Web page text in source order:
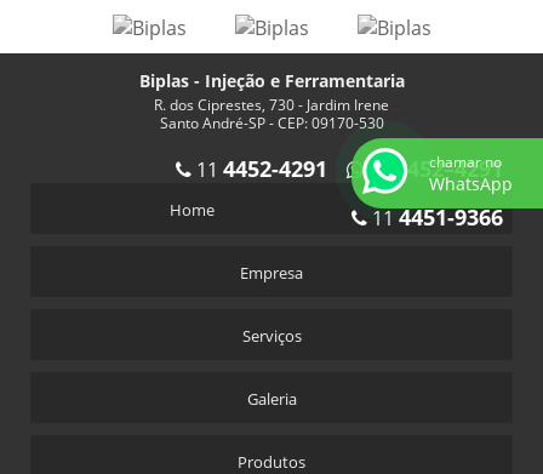
Biplas - Injeção e Ferramentaria
R. dos Ciprestes, 730 - Jardim Irene
Santo André-SP - CEP: 09170-530
114452–4291
11 4452-4291
11 4451-9366
Home
Empresa
Serviços
Galeria
Produtos
chamar no
WhatsApp